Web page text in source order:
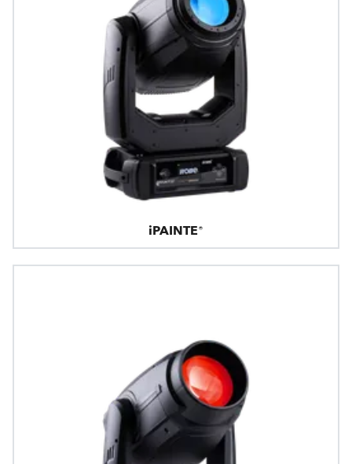
iPAINTE®